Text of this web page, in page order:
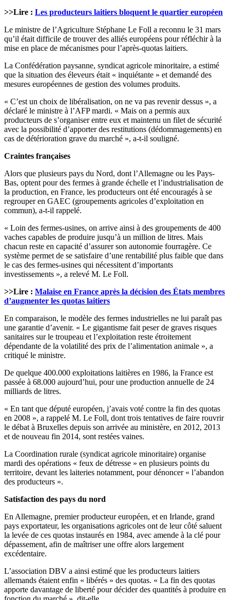
>>Lire : Les producteurs laitiers bloquent le quartier européen
Le ministre de l’Agriculture Stéphane Le Foll a reconnu le 31 mars
qu’il était difficile de trouver des alliés européens pour réfléchir à la
mise en place de mécanismes pour l’après-quotas laitiers.
La Confédération paysanne, syndicat agricole minoritaire, a estimé
que la situation des éleveurs était « inquiétante » et demandé des
mesures européennes de gestion des volumes produits.
« C’est un choix de libéralisation, on ne va pas revenir dessus », a
déclaré le ministre à l’AFP mardi. « Mais on a permis aux
producteurs de s’organiser entre eux et maintenu un filet de sécurité
avec la possibilité d’apporter des restitutions (dédommagements) en
cas de détérioration grave du marché », a-t-il souligné.
Craintes françaises
Alors que plusieurs pays du Nord, dont l’Allemagne ou les Pays-
Bas, optent pour des fermes à grande échelle et l’industrialisation de
la production, en France, les producteurs ont été encouragés à se
regrouper en GAEC (groupements agricoles d’exploitation en
commun), a-t-il rappelé.
« Loin des fermes-usines, on arrive ainsi à des groupements de 400
vaches capables de produire jusqu’à un million de litres. Mais
chacun reste en capacité d’assurer son autonomie fourragère. Ce
système permet de se satisfaire d’une rentabilité plus faible que dans
le cas des fermes-usines qui nécessitent d’importants
investissements », a relevé M. Le Foll.
>>Lire : Malaise en France après la décision des États membres
d’augmenter les quotas laitiers
En comparaison, le modèle des fermes industrielles ne lui paraît pas
une garantie d’avenir. « Le gigantisme fait peser de graves risques
sanitaires sur le troupeau et l’exploitation reste étroitement
dépendante de la volatilité des prix de l’alimentation animale », a
critiqué le ministre.
De quelque 400.000 exploitations laitières en 1986, la France est
passée à 68.000 aujourd’hui, pour une production annuelle de 24
milliards de litres.
« En tant que député européen, j’avais voté contre la fin des quotas
en 2008 », a rappelé M. Le Foll, dont trois tentatives de faire rouvrir
le débat à Bruxelles depuis son arrivée au ministère, en 2012, 2013
et de nouveau fin 2014, sont restées vaines.
La Coordination rurale (syndicat agricole minoritaire) organise
mardi des opérations « feux de détresse » en plusieurs points du
territoire, devant les laiteries notamment, pour dénoncer « l’abandon
des producteurs ».
Satisfaction des pays du nord
En Allemagne, premier producteur européen, et en Irlande, grand
pays exportateur, les organisations agricoles ont de leur côté saluent
la levée de ces quotas instaurés en 1984, avec amende à la clé pour
dépassement, afin de maîtriser une offre alors largement
excédentaire.
L’association DBV a ainsi estimé que les producteurs laitiers
allemands étaient enfin « libérés » des quotas. « La fin des quotas
apporte davantage de liberté pour décider des quantités à produire en